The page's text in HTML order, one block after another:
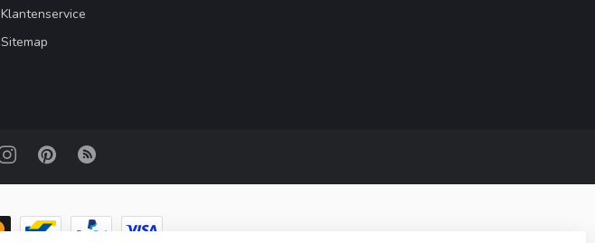
Klantenservice
Sitemap